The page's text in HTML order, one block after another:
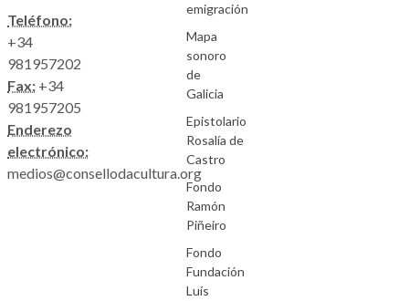
Teléfono:
+34
981957202
Fax: +34
981957205
Enderezo
electrónico:
medios@consellodacultura.org
emigración
Mapa
sonoro
de
Galicia
Epistolario
Rosalía de
Castro
Fondo
Ramón
Piñeiro
Fondo
Fundación
Luís